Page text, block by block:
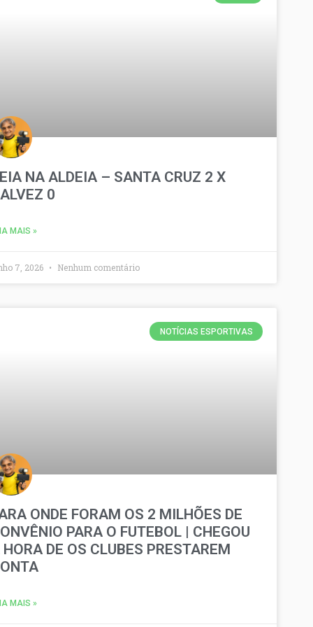
NA ALDEIA – SANTA CRUZ 2 X
0
MAIS »
7, 2026 Nenhum comentário
NOTÍCIAS ESPORTIVAS
ONDE FORAM OS 2 MILHÕES DE
PARA O FUTEBOL | CHEGOU
HORA DE OS CLUBES PRESTAREM
MAIS »